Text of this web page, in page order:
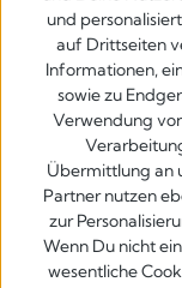
und
auf Drittseiten
Informationen,
sowie zu
Verwendung
Übermittlung an
Partner nutzen
zur
Wenn Du nicht
wesentliche